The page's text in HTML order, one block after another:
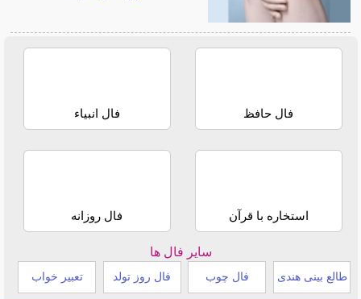
فال حافظ فال انبیاء
استخاره با قرآن فال روزانه
سایر فال ها
طالع بینی هندی فال چوب فال روز تولد تعبیر خواب